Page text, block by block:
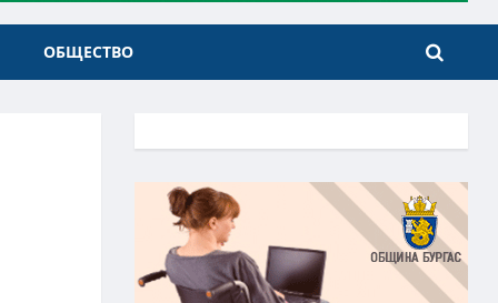
ОБЩЕСТВО